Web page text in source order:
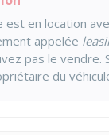
est en location
appelée
pas le vendre.
du